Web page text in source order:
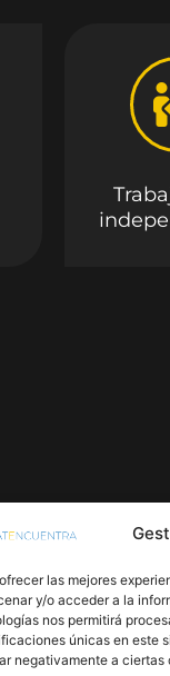
las mejores
y/o acceder a la
nos permitirá
únicas en este
negativamente a